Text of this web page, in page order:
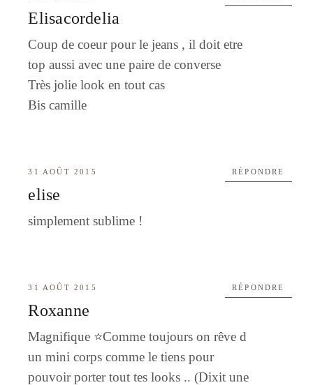
Elisacordelia
Coup de coeur pour le jeans , il doit etre
top aussi avec une paire de converse
Très jolie look en tout cas
Bis camille
31 AOÛT 2015
elise
simplement sublime !
RÉPONDRE
31 AOÛT 2015
Roxanne
Magnifique ⭐️Comme toujours on rêve d
un mini corps comme le tiens pour
pouvoir porter tout tes looks .. (Dixit une
RÉPONDRE